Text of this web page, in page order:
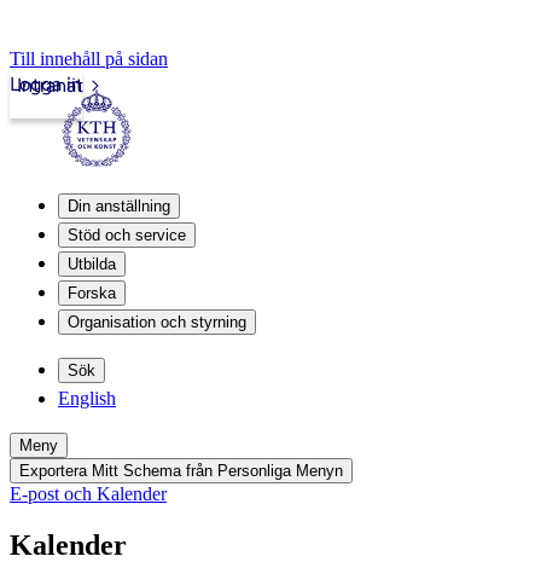
Till innehåll på sidan
Intranät
Logga in
Din anställning
Stöd och service
Utbilda
Forska
Organisation och styrning
Sök
English
Meny
Exportera Mitt Schema från Personliga Menyn
E-post och Kalender
Kalender